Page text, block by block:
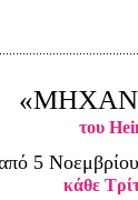
Είσοδος διαχειριστή
του
5
κάθε